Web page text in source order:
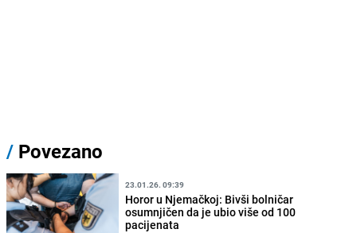
/ Povezano
23.01.26. 09:39
Horor u Njemačkoj: Bivši bolničar
osumnjičen da je ubio više od 100
pacijenata